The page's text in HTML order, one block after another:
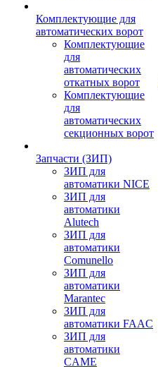
Комплектующие для
автоматических ворот
Комплектующие
для
автоматических
откатных ворот
Комплектующие
для
автоматических
секционных ворот
Запчасти (ЗИП)
ЗИП для
автоматики NICE
ЗИП для
автоматики
Alutech
ЗИП для
автоматики
Comunello
ЗИП для
автоматики
Marantec
ЗИП для
автоматики FAAC
ЗИП для
автоматики
CAME